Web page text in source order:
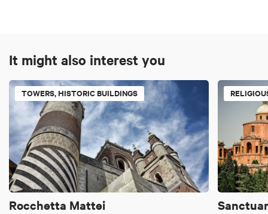
It might also interest you
TOWERS, HISTORIC BUILDINGS
Rocchetta Mattei